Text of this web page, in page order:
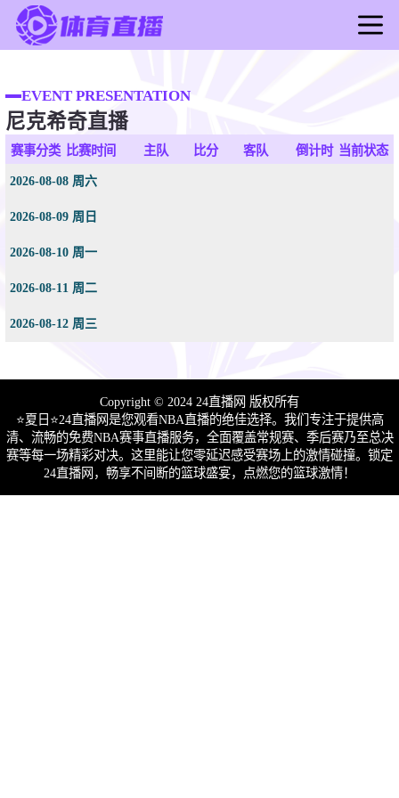
足球直播
篮球直播
足球录像
篮球新闻
EVENT PRESENTATION
尼克希奇直播
赛事分类 比赛时间 主队 比分 客队 倒计时 当前状态
2026-08-08 周六
2026-08-09 周日
2026-08-10 周一
2026-08-11 周二
2026-08-12 周三
Copyright © 2024 24直播网 版权所有
⭐️夏日⭐24直播网是您观看NBA直播的绝佳选择。我们专注于提供高
清、流畅的免费NBA赛事直播服务，全面覆盖常规赛、季后赛乃至总决
赛等每一场精彩对决。这里能让您零延迟感受赛场上的激情碰撞。锁定
24直播网，畅享不间断的篮球盛宴，点燃您的篮球激情！